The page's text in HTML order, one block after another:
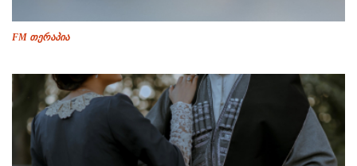
FM თერაპია